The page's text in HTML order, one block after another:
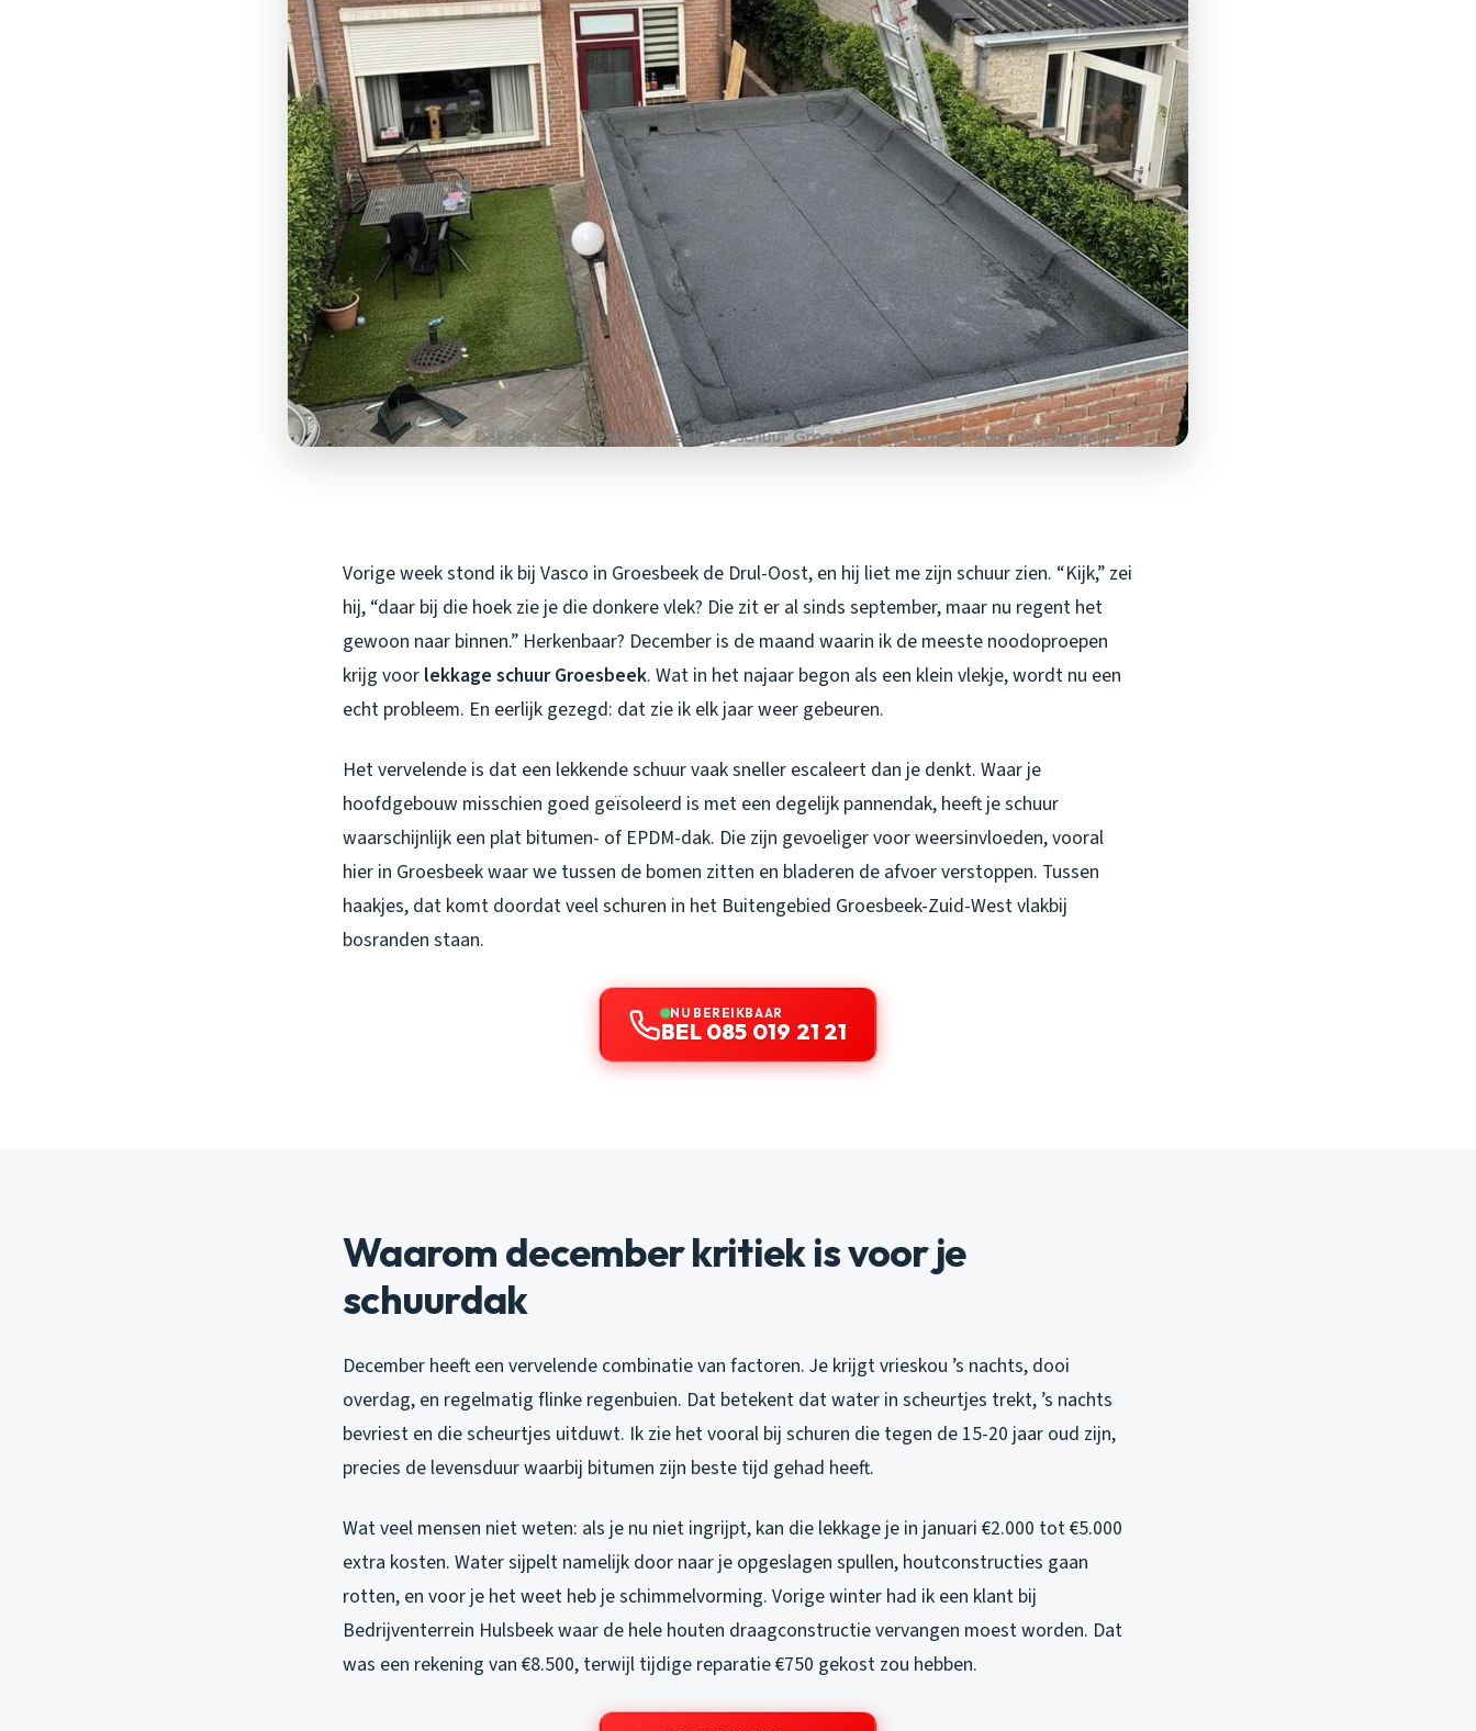
Vorige week stond ik bij Vasco in Groesbeek de Drul-Oost, en hij liet me zijn schuur zien. “Kijk,” zei
hij, “daar bij die hoek zie je die donkere vlek? Die zit er al sinds september, maar nu regent het
gewoon naar binnen.” Herkenbaar? December is de maand waarin ik de meeste noodoproepen
krijg voor lekkage schuur Groesbeek. Wat in het najaar begon als een klein vlekje, wordt nu een
echt probleem. En eerlijk gezegd: dat zie ik elk jaar weer gebeuren.
Het vervelende is dat een lekkende schuur vaak sneller escaleert dan je denkt. Waar je
hoofdgebouw misschien goed geïsoleerd is met een degelijk pannendak, heeft je schuur
waarschijnlijk een plat bitumen- of EPDM-dak. Die zijn gevoeliger voor weersinvloeden, vooral
hier in Groesbeek waar we tussen de bomen zitten en bladeren de afvoer verstoppen. Tussen
haakjes, dat komt doordat veel schuren in het Buitengebied Groesbeek-Zuid-West vlakbij
bosranden staan.
NU BEREIKBAAR
BEL 085 019 21 21
Waarom december kritiek is voor je
schuurdak
December heeft een vervelende combinatie van factoren. Je krijgt vrieskou ’s nachts, dooi
overdag, en regelmatig flinke regenbuien. Dat betekent dat water in scheurtjes trekt, ’s nachts
bevriest en die scheurtjes uitduwt. Ik zie het vooral bij schuren die tegen de 15-20 jaar oud zijn,
precies de levensduur waarbij bitumen zijn beste tijd gehad heeft.
Wat veel mensen niet weten: als je nu niet ingrijpt, kan die lekkage je in januari €2.000 tot €5.000
extra kosten. Water sijpelt namelijk door naar je opgeslagen spullen, houtconstructies gaan
rotten, en voor je het weet heb je schimmelvorming. Vorige winter had ik een klant bij
Bedrijventerrein Hulsbeek waar de hele houten draagconstructie vervangen moest worden. Dat
was een rekening van €8.500, terwijl tijdige reparatie €750 gekost zou hebben.